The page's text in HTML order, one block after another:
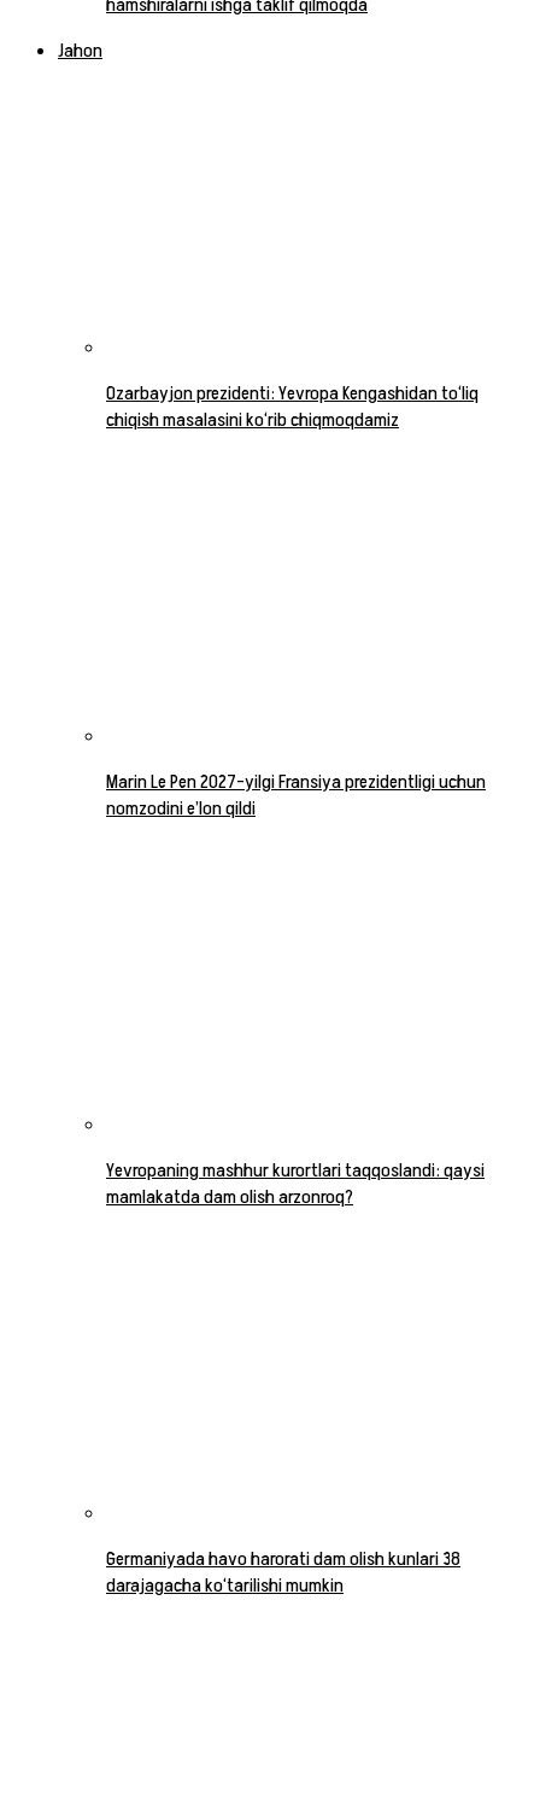
hamshiralarni ishga taklif qilmoqda
Jahon
Ozarbayjon prezidenti: Yevropa Kengashidan to‘liq
chiqish masalasini ko‘rib chiqmoqdamiz
Marin Le Pen 2027-yilgi Fransiya prezidentligi uchun
nomzodini e’lon qildi
Yevropaning mashhur kurortlari taqqoslandi: qaysi
mamlakatda dam olish arzonroq?
Germaniyada havo harorati dam olish kunlari 38
darajagacha ko‘tarilishi mumkin